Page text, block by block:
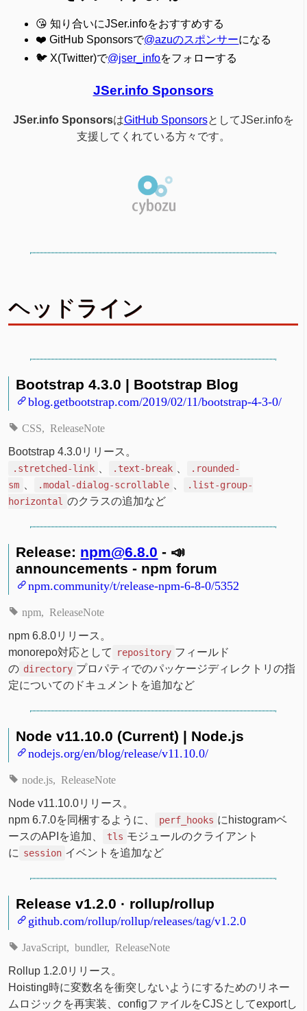
😘 知り合いにJSer.infoをおすすめする
❤️ GitHub Sponsorsで@azuのスポンサーになる
🐦 X(Twitter)で@jser_infoをフォローする
JSer.info Sponsors
JSer.info SponsorsはGitHub SponsorsとしてJSer.infoを
支援してくれている方々です。
ヘッドライン
Bootstrap 4.3.0 | Bootstrap Blog
blog.getbootstrap.com/2019/02/11/bootstrap-4-3-0/
CSS ReleaseNote
Bootstrap 4.3.0リリース。
.stretched-link .text-break
.rounded-
sm
.modal-dialog-scrollable
.list-group-
horizontal のクラスの追加など
Release: npm@6.8.0 - 📣
announcements - npm forum
npm.community/t/release-npm-6-8-0/5352
npm ReleaseNote
npm 6.8.0リリース。
monorepo対応として
repository フィールド
の directory プロパティでのパッケージディレクトリの指
定についてのドキュメントを追加など
Node v11.10.0 (Current) | Node.js
nodejs.org/en/blog/release/v11.10.0/
node.js ReleaseNote
Node v11.10.0リリース。
npm 6.7.0を同梱するように、
perf_hooks にhistogramベ
ースのAPIを追加、
tls モジュールのクライアント
に session イベントを追加など
Release v1.2.0 · rollup/rollup
github.com/rollup/rollup/releases/tag/v1.2.0
JavaScript bundler ReleaseNote
Rollup 1.2.0リリース。
Hoisting時に変数名を衝突しないようにするためのリネー
ムロジックを再実装、configファイルをCJSとしてexportし